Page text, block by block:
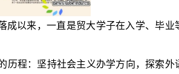
成以来，一直是贸大学子在入学、毕业
历程：坚持社会主义办学方向，探索外